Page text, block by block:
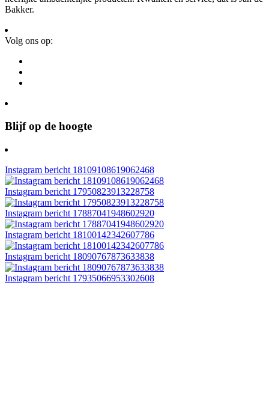
Bakker.
Volg ons op:
Blijf op de hoogte
Instagram bericht 18109108619062468
Instagram bericht 17950823913228758
Instagram bericht 17887041948602920
Instagram bericht 18100142342607786
Instagram bericht 18090767873633838
Instagram bericht 17935066953302608